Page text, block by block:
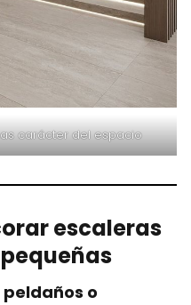
carácter del espacio
escaleras
peldaños o